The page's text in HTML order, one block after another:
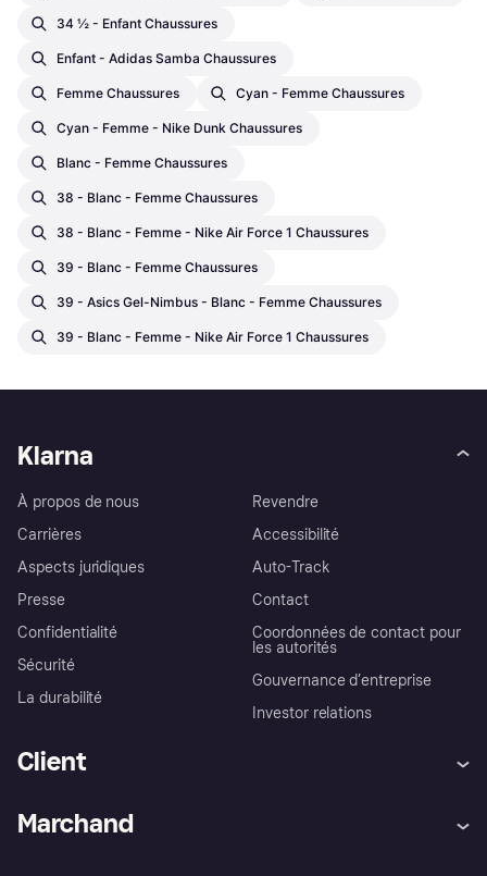
34 ½ - Enfant Chaussures
Enfant - Adidas Samba Chaussures
Femme Chaussures Cyan - Femme Chaussures
Cyan - Femme - Nike Dunk Chaussures
Blanc - Femme Chaussures
38 - Blanc - Femme Chaussures
38 - Blanc - Femme - Nike Air Force 1 Chaussures
39 - Blanc - Femme Chaussures
39 - Asics Gel-Nimbus - Blanc - Femme Chaussures
39 - Blanc - Femme - Nike Air Force 1 Chaussures
Klarna
À propos de nous
Carrières
Aspects juridiques
Presse
Confidentialité
Sécurité
La durabilité
Revendre
Accessibilité
Auto-Track
Contact
Coordonnées de contact pour
les autorités
Gouvernance d’entreprise
Investor relations
Client
Marchand